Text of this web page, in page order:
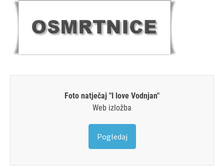
Foto natječaj "I love Vodnjan"
Web izložba
Pogledaj